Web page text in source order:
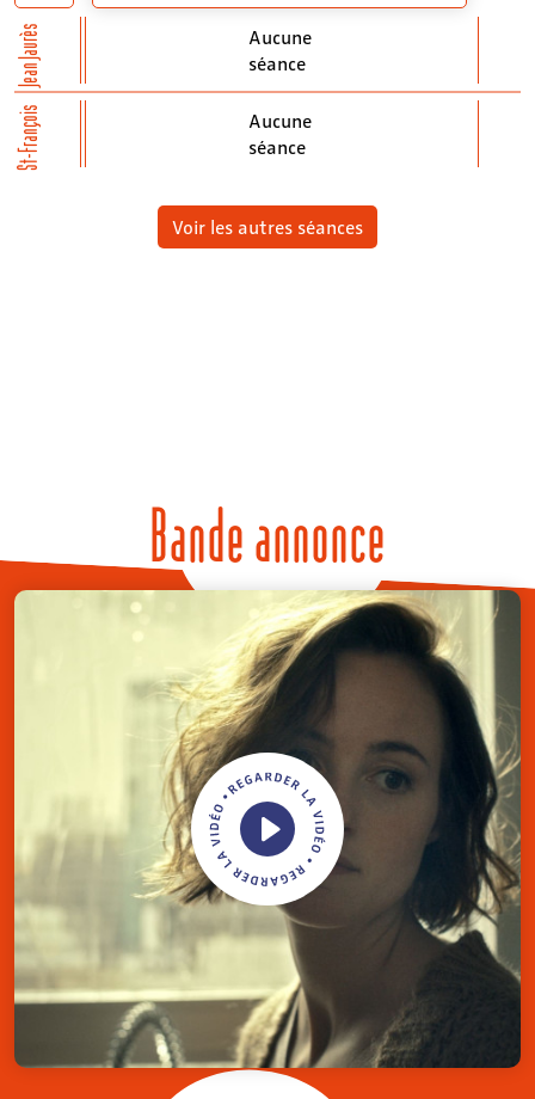
Jean Jaurès
St-François
Aucune
séance
Aucune
séance
Voir les autres séances
Bande annonce